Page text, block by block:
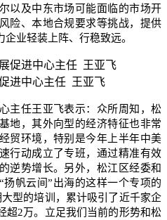
以及中东市场可能面临的市场开
险、本地合规要求等挑战，提供
业轻装上阵、行稳致远。
进中心主任 王亚飞
主任王亚飞表示：众所周知，松
地，其外向型的经济特征也非常
贸环境，特别是今年上半年中美
行动成立了专班，通过精准有效
逆势增长。另外，松江区经委和
帆云间”出海的这样一个专项的
型的培训，累计吸引了近千家企
超2万。立足我们当前的形势和松